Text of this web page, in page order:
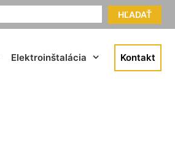
HĽADAŤ
Elektroinštalácia Kontakt